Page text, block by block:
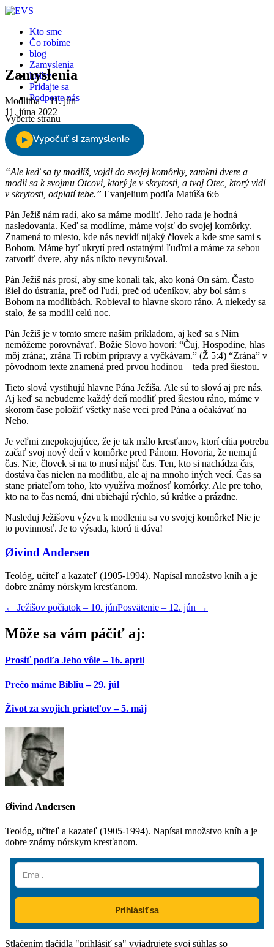
Close
Kto sme
Čo robíme
blog
Zamyslenia
knihy
Pridajte sa
Podporte nás
Vyberte stranu
Zamyslenia
Modlitba – 11. jún
11. júna 2022
“Ale keď sa ty modlíš, vojdi do svojej komôrky, zamkni dvere a
modli sa k svojmu Otcovi, ktorý je v skrytosti, a tvoj Otec, ktorý vidí
v skrytosti, odplatí tebe.” Evanjelium podľa Matúša 6:6
Pán Ježiš nám radí, ako sa máme modliť. Jeho rada je hodná
nasledovania. Keď sa modlíme, máme vojsť do svojej komôrky.
Znamená to miesto, kde nás nevidí nijaký človek a kde sme sami s
Bohom. Máme byť ukrytí pred ostatnými ľuďmi a máme za sebou
zatvoriť dvere, aby nás nikto nevyrušoval.
Pán Ježiš nás prosí, aby sme konali tak, ako koná On sám. Často
išiel do ústrania, preč od ľudí, preč od učeníkov, aby bol sám s
Bohom na modlitbách. Robieval to hlavne skoro ráno. A niekedy sa
stalo, že sa modlil celú noc.
Pán Ježiš je v tomto smere naším príkladom, aj keď sa s Ním
nemôžeme porovnávať. Božie Slovo hovorí: “Čuj, Hospodine, hlas
môj zrána;, zrána Ti robím prípravy a vyčkávam.” (Ž 5:4) “Zrána” v
pôvodnom texte znamená pred prvou hodinou – teda pred šiestou.
Tieto slová vystihujú hlavne Pána Ježiša. Ale sú to slová aj pre nás.
Aj keď sa nebudeme každý deň modliť pred šiestou ráno, máme v
skorom čase položiť všetky naše veci pred Pána a očakávať na
Neho.
Je veľmi znepokojujúce, že je tak málo kresťanov, ktorí cítia potrebu
začať svoj nový deň v komôrke pred Pánom. Hovoria, že nemajú
čas. Nie, človek si na to musí nájsť čas. Ten, kto si nachádza čas,
dostáva čas nielen na modlitbu, ale aj na mnoho iných vecí. Čas sa
stane priateľom toho, kto využíva možnosť komôrky. Ale pre toho,
kto na to čas nemá, dni ubiehajú rýchlo, sú krátke a prázdne.
Nasleduj Ježišovu výzvu k modleniu sa vo svojej komôrke! Nie je
to povinnosť. Je to výsada, ktorú ti dáva!
Øivind Andersen
Teológ, učiteľ a kazateľ (1905-1994). Napísal množstvo kníh a je
dobre známy nórskym kresťanom.
← Ježišov počiatok – 10. júnPosvätenie – 12. jún →
Môže sa vám páčiť aj:
Prosiť podľa Jeho vôle – 16. apríl
Prečo máme Bibliu – 29. júl
Život za svojich priateľov – 5. máj
Øivind Andersen
Teológ, učiteľ a kazateľ (1905-1994). Napísal množstvo kníh a je
dobre známy nórskym kresťanom.
Prihlásiť sa
Stlačením tlačidla "prihlásiť sa" vyjadrujete svoj súhlas so